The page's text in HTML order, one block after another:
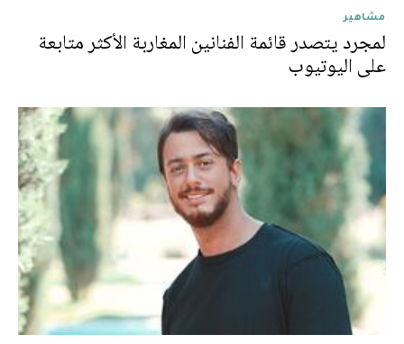
مشاهير
لمجرد يتصدر قائمة الفنانين المغاربة الأكثر متابعة
على اليوتيوب